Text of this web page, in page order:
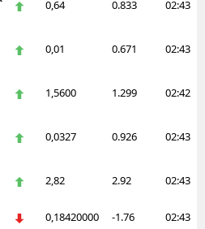
0,64 0.833 02:43
0,01 0.671 02:43
1,5600 1.299 02:42
0,0327 0.926 02:43
2,82 2.92 02:43
0,18420000 -1.76 02:43